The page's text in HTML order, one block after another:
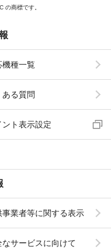
の商標です。
機種一覧
ある質問
ント表示設定
事業者等に関する表示
なサービスに向けて